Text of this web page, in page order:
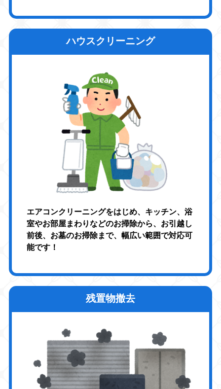
ハウスクリーニング
エアコンクリーニングをはじめ、キッチン、浴
室やお部屋まわりなどのお掃除から、お引越し
前後、お墓のお掃除まで、幅広い範囲で対応可
能です！
残置物撤去